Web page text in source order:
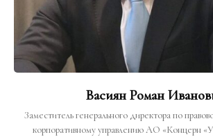
Васиян Роман
Заместитель генерального директора по
корпоративному управлению АО «Концерн